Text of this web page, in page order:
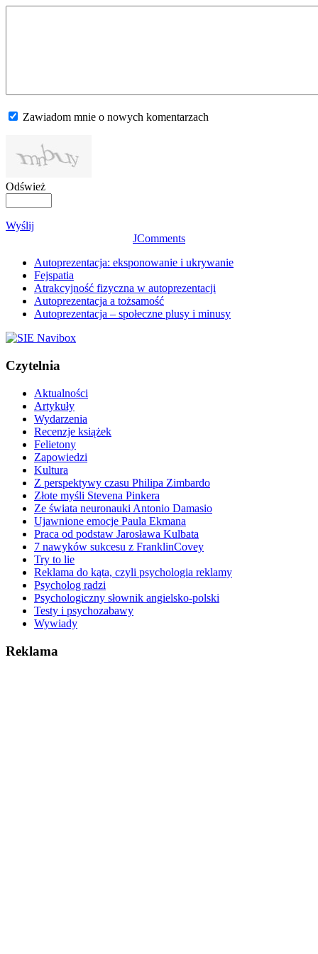
Zawiadom mnie o nowych komentarzach
Odśwież
Wyślij
JComments
Autoprezentacja: eksponowanie i ukrywanie
Fejspatia
Atrakcyjność fizyczna w autoprezentacji
Autoprezentacja a tożsamość
Autoprezentacja – społeczne plusy i minusy
Czytelnia
Aktualności
Artykuły
Wydarzenia
Recenzje książek
Felietony
Zapowiedzi
Kultura
Z perspektywy czasu Philipa Zimbardo
Złote myśli Stevena Pinkera
Ze świata neuronauki Antonio Damasio
Ujawnione emocje Paula Ekmana
Praca od podstaw Jarosława Kulbata
7 nawyków sukcesu z FranklinCovey
Try to lie
Reklama do kąta, czyli psychologia reklamy
Psycholog radzi
Psychologiczny słownik angielsko-polski
Testy i psychozabawy
Wywiady
Reklama